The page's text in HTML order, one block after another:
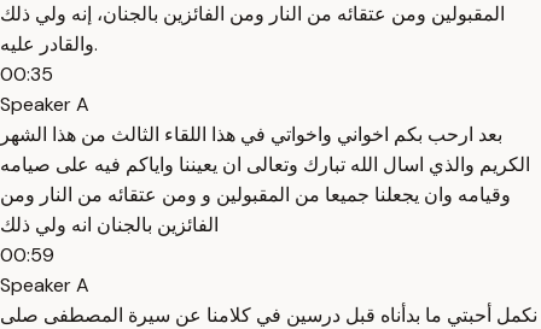
المقبولين ومن عتقائه من النار ومن الفائزين بالجنان، إنه ولي ذلك
والقادر عليه.
00:35
Speaker A
بعد ارحب بكم اخواني واخواتي في هذا اللقاء الثالث من هذا الشهر
الكريم والذي اسال الله تبارك وتعالى ان يعيننا واياكم فيه على صيامه
وقيامه وان يجعلنا جميعا من المقبولين و ومن عتقائه من النار ومن
الفائزين بالجنان انه ولي ذلك
00:59
Speaker A
نكمل أحبتي ما بدأناه قبل درسين في كلامنا عن سيرة المصطفى صلى